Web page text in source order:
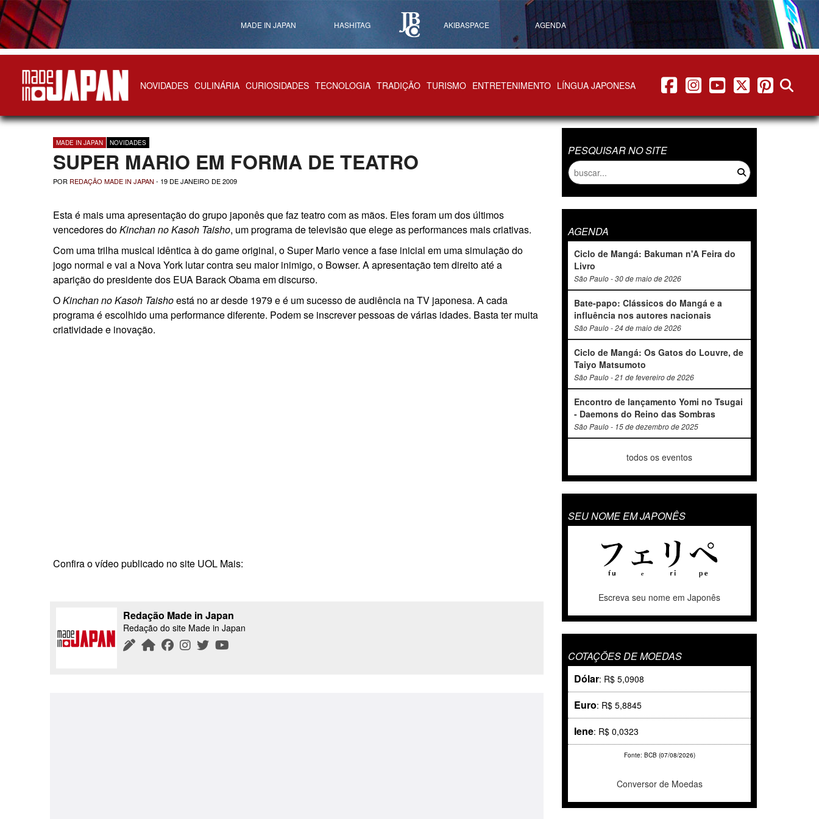
MADE IN JAPAN HASHITAG AKIBASPACE AGENDA
NOVIDADES CULINÁRIA CURIOSIDADES TECNOLOGIA TRADIÇÃO TURISMO ENTRETENIMENTO LÍNGUA JAPONESA facebook instagram youtube twitter pinterest
MADE IN JAPAN NOVIDADES
SUPER MARIO EM FORMA DE TEATRO
POR REDAÇÃO MADE IN JAPAN - 19 DE JANEIRO DE 2009
Esta é mais uma apresentação do grupo japonês que faz teatro com as mãos. Eles foram um dos últimos
vencedores doKinchan no Kasoh Taisho, um programa de televisão que elege as performances mais criativas.
Com uma trilha musical idêntica à do game original, o Super Mario vence a fase inicial em uma simulação do
jogo normal e vai a Nova York lutar contra seu maior inimigo, o Bowser. A apresentação tem direito até a
aparição do presidente dos EUA Barack Obama em discurso.
OKinchan no Kasoh Taishoestá no ar desde 1979 e é um sucesso de audiência na TV japonesa. A cada
programa é escolhido uma performance diferente. Podem se inscrever pessoas de várias idades. Basta ter muita
criatividade e inovação.
Confira o vídeo publicado no site UOL Mais:
Redação Made in Japan
Redação do site Made in Japan
PESQUISAR NO SITE
AGENDA
Ciclo de Mangá: Bakuman n'A Feira do
Livro
São Paulo - 30 de maio de 2026
Bate-papo: Clássicos do Mangá e a
influência nos autores nacionais
São Paulo - 24 de maio de 2026
Ciclo de Mangá: Os Gatos do Louvre, de
Taiyo Matsumoto
São Paulo - 21 de fevereiro de 2026
Encontro de lançamento Yomi no Tsugai
- Daemons do Reino das Sombras
São Paulo - 15 de dezembro de 2025
todos os eventos
SEU NOME EM JAPONÊS
Escreva seu nome em Japonês
COTAÇÕES DE MOEDAS
Dólar: R$ 5,0908
Euro: R$ 5,8845
Iene: R$ 0,0323
Fonte: BCB (07/08/2026)
Conversor de Moedas